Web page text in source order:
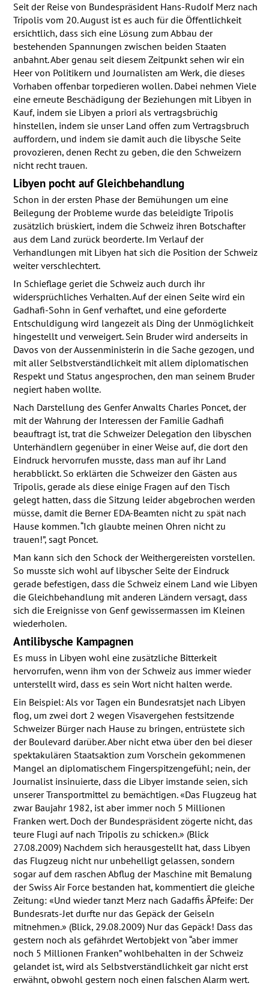
Seit der Reise von Bundespräsident Hans-Rudolf Merz nach
Tripolis vom 20. August ist es auch für die Öffentlichkeit
ersichtlich, dass sich eine Lösung zum Abbau der
bestehenden Spannungen zwischen beiden Staaten
anbahnt. Aber genau seit diesem Zeitpunkt sehen wir ein
Heer von Politikern und Journalisten am Werk, die dieses
Vorhaben offenbar torpedieren wollen. Dabei nehmen Viele
eine erneute Beschädigung der Beziehungen mit Libyen in
Kauf, indem sie Libyen a priori als vertragsbrüchig
hinstellen, indem sie unser Land offen zum Vertragsbruch
auffordern, und indem sie damit auch die libysche Seite
provozieren, denen Recht zu geben, die den Schweizern
nicht recht trauen.
Libyen pocht auf Gleichbehandlung
Schon in der ersten Phase der Bemühungen um eine
Beilegung der Probleme wurde das beleidigte Tripolis
zusätzlich brüskiert, indem die Schweiz ihren Botschafter
aus dem Land zurück beorderte. Im Verlauf der
Verhandlungen mit Libyen hat sich die Position der Schweiz
weiter verschlechtert.
In Schieflage geriet die Schweiz auch durch ihr
widersprüchliches Verhalten. Auf der einen Seite wird ein
Gadhafi-Sohn in Genf verhaftet, und eine geforderte
Entschuldigung wird langezeit als Ding der Unmöglichkeit
hingestellt und verweigert. Sein Bruder wird anderseits in
Davos von der Aussenministerin in die Sache gezogen, und
mit aller Selbstverständlichkeit mit allem diplomatischen
Respekt und Status angesprochen, den man seinem Bruder
negiert haben wollte.
Nach Darstellung des Genfer Anwalts Charles Poncet, der
mit der Wahrung der Interessen der Familie Gadhafi
beauftragt ist, trat die Schweizer Delegation den libyschen
Unterhändlern gegenüber in einer Weise auf, die dort den
Eindruck hervorrufen musste, dass man auf ihr Land
herabblickt. So erklärten die Schweizer den Gästen aus
Tripolis, gerade als diese einige Fragen auf den Tisch
gelegt hatten, dass die Sitzung leider abgebrochen werden
müsse, damit die Berner EDA-Beamten nicht zu spät nach
Hause kommen. “Ich glaubte meinen Ohren nicht zu
trauen!”, sagt Poncet.
Man kann sich den Schock der Weithergereisten vorstellen.
So musste sich wohl auf libyscher Seite der Eindruck
gerade befestigen, dass die Schweiz einem Land wie Libyen
die Gleichbehandlung mit anderen Ländern versagt, dass
sich die Ereignisse von Genf gewissermassen im Kleinen
wiederholen.
Antilibysche Kampagnen
Es muss in Libyen wohl eine zusätzliche Bitterkeit
hervorrufen, wenn ihm von der Schweiz aus immer wieder
unterstellt wird, dass es sein Wort nicht halten werde.
Ein Beispiel: Als vor Tagen ein Bundesratsjet nach Libyen
flog, um zwei dort 2 wegen Visavergehen festsitzende
Schweizer Bürger nach Hause zu bringen, entrüstete sich
der Boulevard darüber. Aber nicht etwa über den bei dieser
spektakulären Staatsaktion zum Vorschein gekommenen
Mangel an diplomatischem Fingerspitzengefühl; nein, der
Journalist insinuierte, dass die Libyer imstande seien, sich
unserer Transportmittel zu bemächtigen. «Das Flugzeug hat
zwar Baujahr 1982, ist aber immer noch 5 Millionen
Franken wert. Doch der Bundespräsident zögerte nicht, das
teure Flugi auf nach Tripolis zu schicken.» (Blick
27.08.2009) Nachdem sich herausgestellt hat, dass Libyen
das Flugzeug nicht nur unbehelligt gelassen, sondern
sogar auf dem raschen Abflug der Maschine mit Bemalung
der Swiss Air Force bestanden hat, kommentiert die gleiche
Zeitung: «Und wieder tanzt Merz nach Gadaffis Â­Pfeife: Der
Bundesrats-Jet durfte nur das Gepäck der Geiseln
mitnehmen.» (Blick, 29.08.2009) Nur das Gepäck! Dass das
gestern noch als gefährdet Wertobjekt von “aber immer
noch 5 Millionen Franken” wohlbehalten in der Schweiz
gelandet ist, wird als Selbstverständlichkeit gar nicht erst
erwähnt, obwohl gestern noch einen falschen Alarm wert.